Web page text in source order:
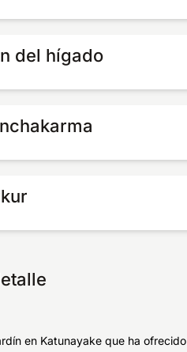
del hígado
en Katunayake que ha